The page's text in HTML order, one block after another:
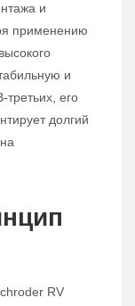
и
применению
и
третьих, его
долгий
RV